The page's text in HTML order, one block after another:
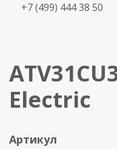
+7 (499) 444 38 50
Electric
Артикул